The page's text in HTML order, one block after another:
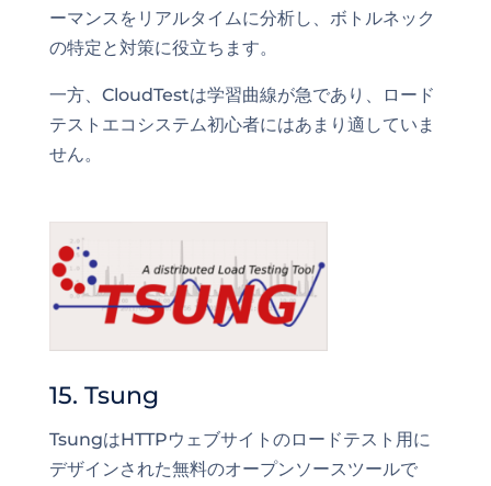
ーマンスをリアルタイムに分析し、ボトルネック
の特定と対策に役立ちます。
一方、CloudTestは学習曲線が急であり、ロード
テストエコシステム初心者にはあまり適していま
せん。
15. Tsung
TsungはHTTPウェブサイトのロードテスト用に
デザインされた無料のオープンソースツールで